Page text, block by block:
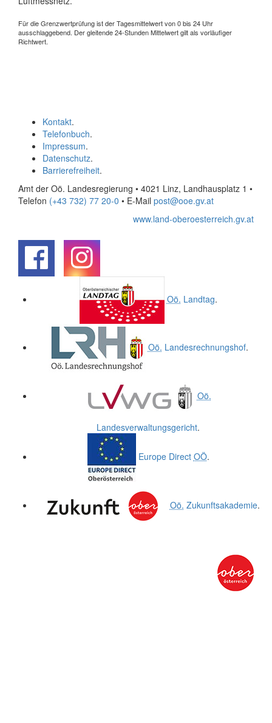
Für die Grenzwertprüfung ist der Tagesmittelwert von 0 bis 24 Uhr
ausschlaggebend. Der gleitende 24-Stunden Mittelwert gilt als vorläufiger
Richtwert.
Kontakt.
Telefonbuch.
Impressum.
Datenschutz.
Barrierefreiheit.
Amt der Oö. Landesregierung • 4021 Linz, Landhausplatz 1 •
Telefon (+43 732) 77 20-0 • E-Mail post@ooe.gv.at
www.land-oberoesterreich.gv.at
Oö. Landtag.
Oö. Landesrechnungshof.
Oö.
Landesverwaltungsgericht.
Europe Direct OÖ.
Oö. Zukunftsakademie.